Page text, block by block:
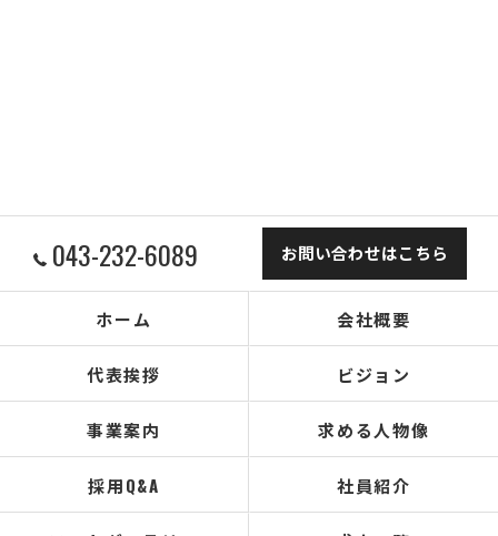
043-232-6089 お問い合わせはこちら
ホーム 会社概要
代表挨拶 ビジョン
事業案内 求める人物像
採用Q&A 社員紹介